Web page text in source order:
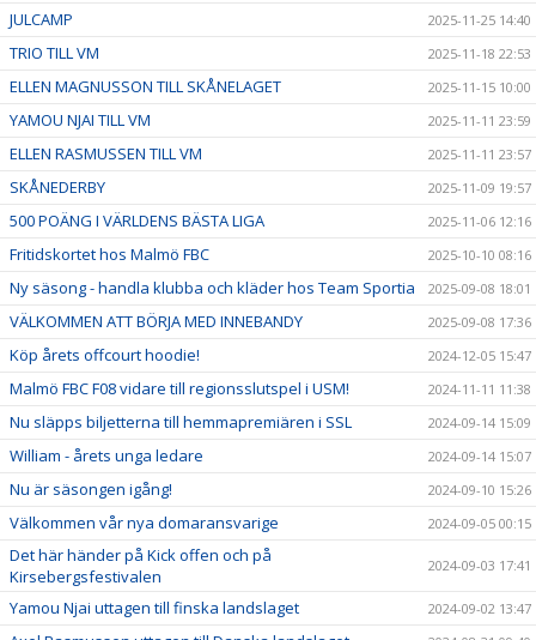
JULCAMP 2025-11-25 14:40
TRIO TILL VM 2025-11-18 22:53
ELLEN MAGNUSSON TILL SKÅNELAGET 2025-11-15 10:00
YAMOU NJAI TILL VM 2025-11-11 23:59
ELLEN RASMUSSEN TILL VM 2025-11-11 23:57
SKÅNEDERBY 2025-11-09 19:57
500 POÄNG I VÄRLDENS BÄSTA LIGA 2025-11-06 12:16
Fritidskortet hos Malmö FBC 2025-10-10 08:16
Ny säsong - handla klubba och kläder hos Team Sportia 2025-09-08 18:01
VÄLKOMMEN ATT BÖRJA MED INNEBANDY 2025-09-08 17:36
Köp årets offcourt hoodie! 2024-12-05 15:47
Malmö FBC F08 vidare till regionsslutspel i USM! 2024-11-11 11:38
Nu släpps biljetterna till hemmapremiären i SSL 2024-09-14 15:09
William - årets unga ledare 2024-09-14 15:07
Nu är säsongen igång! 2024-09-10 15:26
Välkommen vår nya domaransvarige 2024-09-05 00:15
Det här händer på Kick offen och på
Kirsebergsfestivalen
2024-09-03 17:41
Yamou Njai uttagen till finska landslaget 2024-09-02 13:47